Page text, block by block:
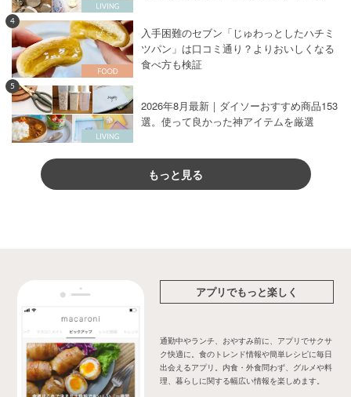
4
入手困難のセブン「じゅわっとしたハチミ
ツパン」は口コミ通り？よりおいしくなる
食べ方も検証
5
2026年8月最新｜ダイソーおすすめ商品153
選。使って良かった神アイテムを厳選
もっと見る
アプリでもっと楽しく
通勤中やランチ、おやすみ前に、アプリでサクサ
ク快適に。食のトレンド情報や簡単レシピに毎日
出会えるアプリ。内食・外食問わず、グルメや料
理、暮らしに関する幅広い情報を楽しめます。